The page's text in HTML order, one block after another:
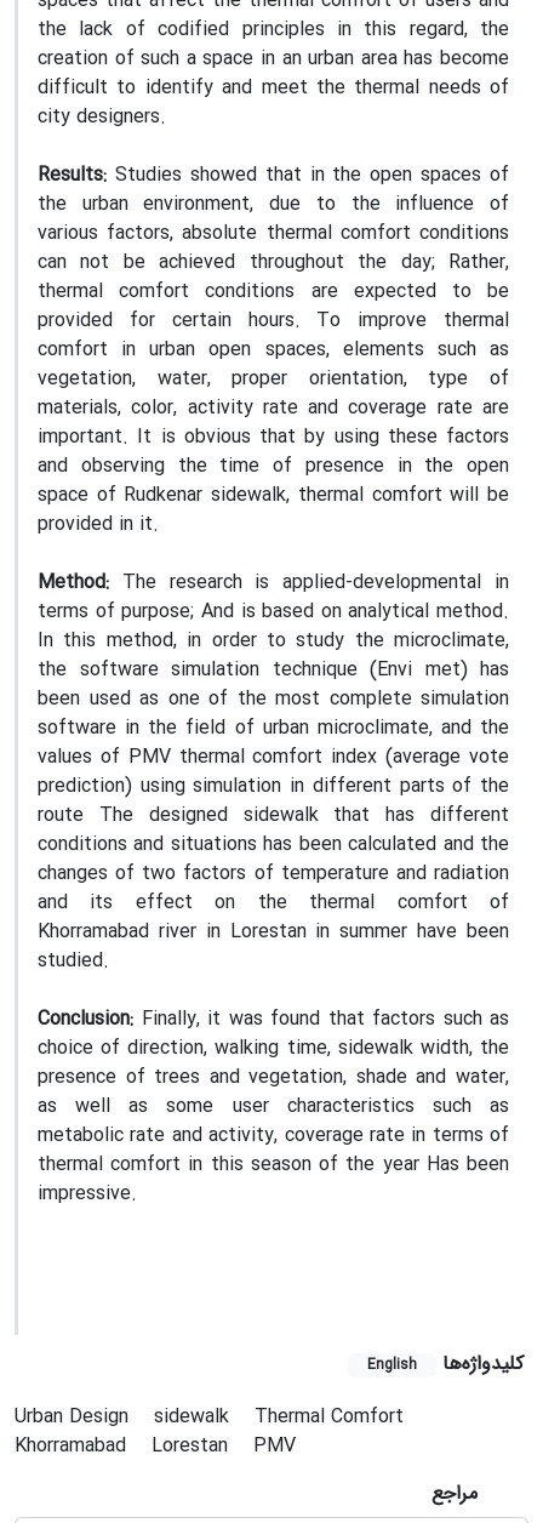
the lack of codified principles in this regard, the
creation of such a space in an urban area has become
difficult to identify and meet the thermal needs of
city designers.
Results: Studies showed that in the open spaces of
the urban environment, due to the influence of
various factors, absolute thermal comfort conditions
can not be achieved throughout the day; Rather,
thermal comfort conditions are expected to be
provided for certain hours. To improve thermal
comfort in urban open spaces, elements such as
vegetation, water, proper orientation, type of
materials, color, activity rate and coverage rate are
important. It is obvious that by using these factors
and observing the time of presence in the open
space of Rudkenar sidewalk, thermal comfort will be
provided in it.
Method: The research is applied-developmental in
terms of purpose; And is based on analytical method.
In this method, in order to study the microclimate,
the software simulation technique (Envi met) has
been used as one of the most complete simulation
software in the field of urban microclimate, and the
values ​​of PMV thermal comfort index (average vote
prediction) using simulation in different parts of the
route The designed sidewalk that has different
conditions and situations has been calculated and the
changes of two factors of temperature and radiation
and its effect on the thermal comfort of
Khorramabad river in Lorestan in summer have been
studied.
Conclusion: Finally, it was found that factors such as
choice of direction, walking time, sidewalk width, the
presence of trees and vegetation, shade and water,
as well as some user characteristics such as
metabolic rate and activity, coverage rate in terms of
thermal comfort in this season of the year Has been
impressive.
کلیدواژه‌ها English
Urban Design sidewalk
Thermal Comfort
Khorramabad
Lorestan
PMV
مراجع